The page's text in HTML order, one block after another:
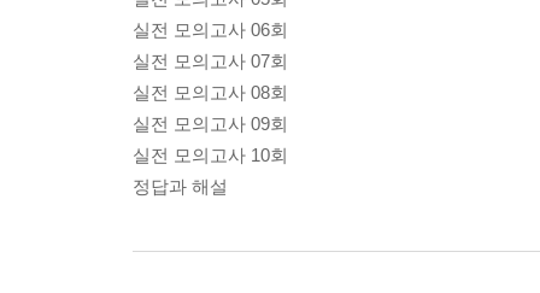
실전 모의고사 06회
실전 모의고사 07회
실전 모의고사 08회
실전 모의고사 09회
실전 모의고사 10회
정답과 해설